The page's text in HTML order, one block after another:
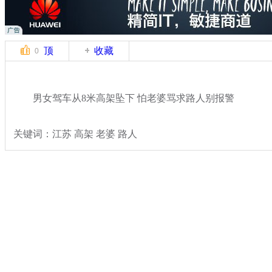
0 顶 收藏
男女驾车从8米高架坠下 怕老婆骂求路人别报警
关键词：江苏 高架 老婆 路人